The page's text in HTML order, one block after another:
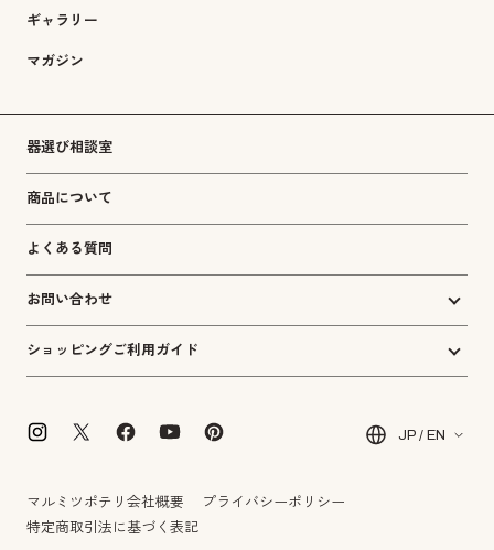
ギャラリー
マガジン
器選び相談室
商品について
よくある質問
お問い合わせ
ショッピングご利用ガイド
JP / EN
マルミツポテリ会社概要
プライバシーポリシー
特定商取引法に基づく表記